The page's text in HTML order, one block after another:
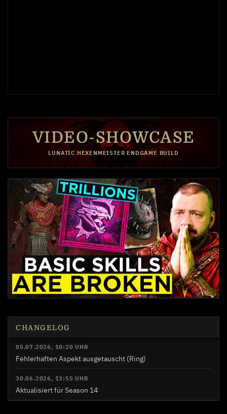
VIDEO-SHOWCASE
LUNATIC HEXENMEISTER ENDGAME BUILD
CHANGELOG
05.07.2026, 10:20 UHR
Fehlerhaften Aspekt ausgetauscht (Ring)
30.06.2026, 13:55 UHR
Aktualisiert für Season 14